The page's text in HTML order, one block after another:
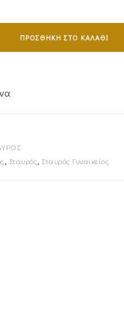
ΠΡΟΣΘΉΚΗ ΣΤΟ ΚΑΛΆΘΙ
, Σταυρός, Σταυρός Γυναικείος